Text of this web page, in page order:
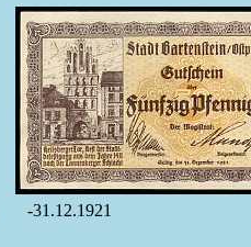
-31.12.1921